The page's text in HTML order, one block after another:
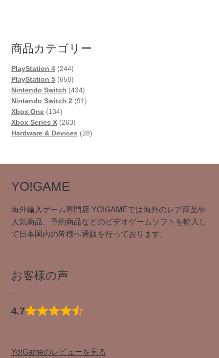
商品カテゴリー
PlayStation 4 244244
個
の
商
PlayStation 5 658658
個
の
品
Nintendo Switch 434434
個
品
Nintendo Switch 2 9191
商
Xbox One 134134
個
の
Xbox Series X 263263
個
品
Hardware & Devices 2828
商
YO!GAME
海外輸入ゲーム専門店 YO!GAMEでは海外のレア商品や
人気商品、予約商品などのビデオゲームソフトを輸入し
て日本国内の皆様へ通販を行っております。
お客様の声
4.7
Yo!Gameのレビューを見る